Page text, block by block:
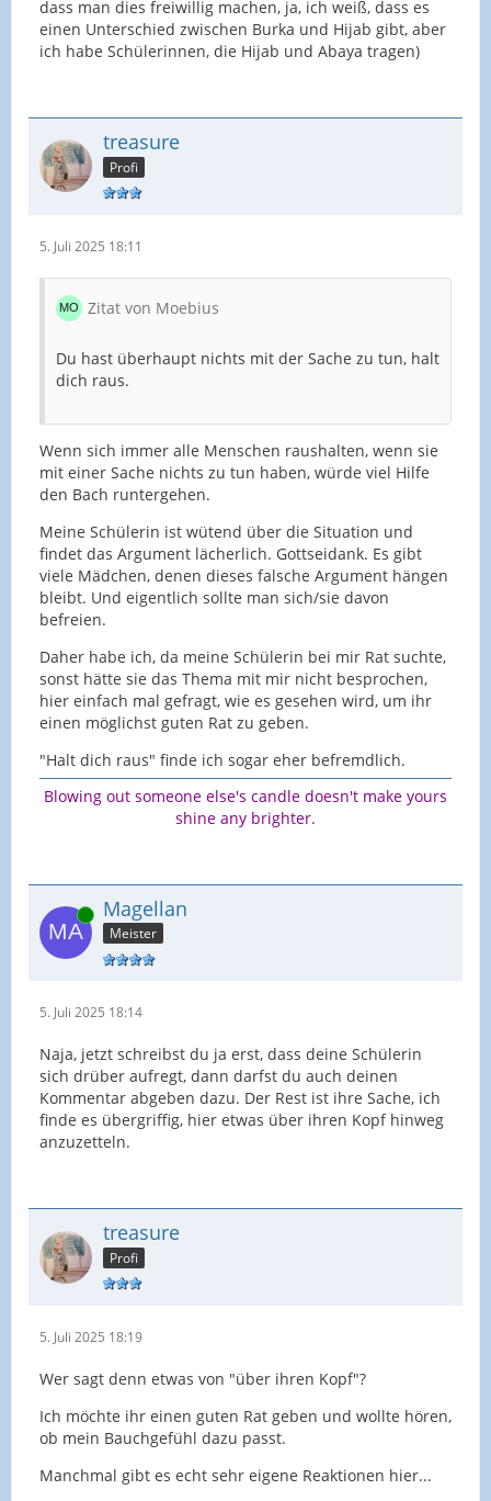
dass man dies freiwillig machen, ja, ich weiß, dass es
einen Unterschied zwischen Burka und Hijab gibt, aber
ich habe Schülerinnen, die Hijab und Abaya tragen)
treasure
Profi
5. Juli 2025 18:11
Zitat von Moebius
Du hast überhaupt nichts mit der Sache zu tun, halt
dich raus.
Wenn sich immer alle Menschen raushalten, wenn sie
mit einer Sache nichts zu tun haben, würde viel Hilfe
den Bach runtergehen.
Meine Schülerin ist wütend über die Situation und
findet das Argument lächerlich. Gottseidank. Es gibt
viele Mädchen, denen dieses falsche Argument hängen
bleibt. Und eigentlich sollte man sich/sie davon
befreien.
Daher habe ich, da meine Schülerin bei mir Rat suchte,
sonst hätte sie das Thema mit mir nicht besprochen,
hier einfach mal gefragt, wie es gesehen wird, um ihr
einen möglichst guten Rat zu geben.
"Halt dich raus" finde ich sogar eher befremdlich.
Blowing out someone else's candle doesn't make yours
shine any brighter.
Online Magellan
Meister
5. Juli 2025 18:14
Naja, jetzt schreibst du ja erst, dass deine Schülerin
sich drüber aufregt, dann darfst du auch deinen
Kommentar abgeben dazu. Der Rest ist ihre Sache, ich
finde es übergriffig, hier etwas über ihren Kopf hinweg
anzuzetteln.
treasure
Profi
5. Juli 2025 18:19
Wer sagt denn etwas von "über ihren Kopf"?
Ich möchte ihr einen guten Rat geben und wollte hören,
ob mein Bauchgefühl dazu passt.
Manchmal gibt es echt sehr eigene Reaktionen hier...